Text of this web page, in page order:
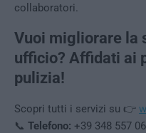
collaboratori.
Vuoi migliorare la
ufficio? Affidati ai
pulizia!
Scopri tutti i servizi su 👉
📞 Telefono: +39 348 557